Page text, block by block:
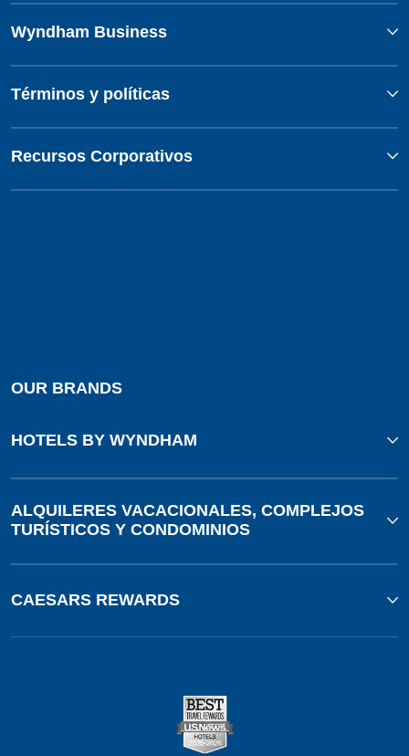
Wyndham Business
Términos y políticas
Recursos Corporativos
OUR BRANDS
HOTELS BY WYNDHAM
ALQUILERES VACACIONALES, COMPLEJOS
TURÍSTICOS Y CONDOMINIOS
CAESARS REWARDS